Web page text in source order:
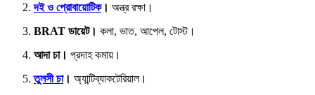
দই ও প্রোবায়োটিক। অন্ত্র রক্ষা।
BRAT ডায়েট। কলা, ভাত, আপেল, টোস্ট।
আদা চা। প্রদাহ কমায়।
তুলসী চা। অ্যান্টিব্যাকটেরিয়াল।